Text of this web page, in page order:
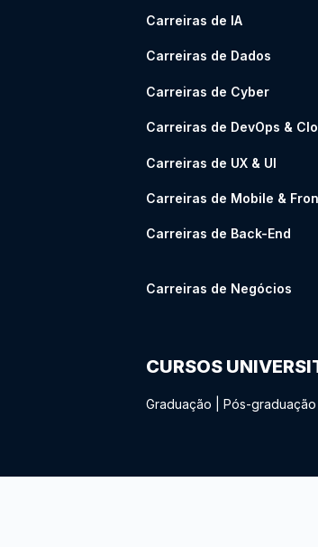
Carreiras de IA
Carreiras de Dados
Carreiras de Cyber
Carreiras de DevOps &
Carreiras de UX & UI
Carreiras de Mobile &
Carreiras de Back-End
Carreiras de Negócios
CURSOS
Graduação Pós-graduação